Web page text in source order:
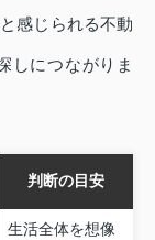
感じられる不動
しにつながりま
判断の目安
生活全体を想像